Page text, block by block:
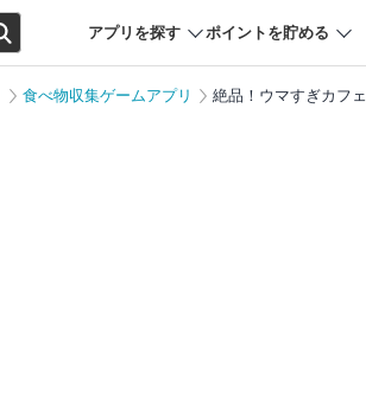
アプリを探す ポイントを貯める
食べ物収集ゲームアプリ 絶品！ウマすぎカフェ